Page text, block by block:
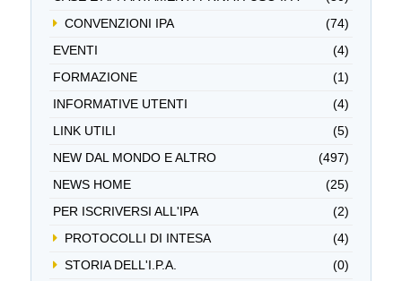
CONVENZIONI IPA
(74)
EVENTI
(4)
FORMAZIONE
(1)
INFORMATIVE UTENTI
(4)
LINK UTILI
(5)
NEW DAL MONDO E ALTRO
(497)
NEWS HOME
(25)
PER ISCRIVERSI ALL'IPA
(2)
PROTOCOLLI DI INTESA
(4)
STORIA DELL'I.P.A.
(0)